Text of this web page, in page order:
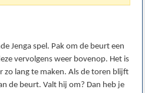
Jenga spel. Pak om de beurt een
vervolgens weer bovenop. Het is
zo lang te maken. Als de toren blijft
de beurt. Valt hij om? Dan heb je